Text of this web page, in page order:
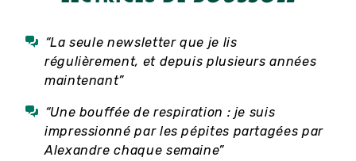
“La seule newsletter que je lis
régulièrement, et depuis plusieurs années
maintenant”
“Une bouffée de respiration : je suis
impressionné par les pépites partagées par
Alexandre chaque semaine”